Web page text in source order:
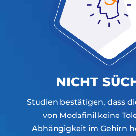
NICHT
Studien bestätigen, dass
von Modafinil keine
Abhängigkeit im Gehirn